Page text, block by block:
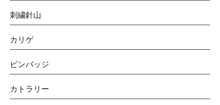
刺繍針山
カリゲ
ピンバッジ
カトラリー